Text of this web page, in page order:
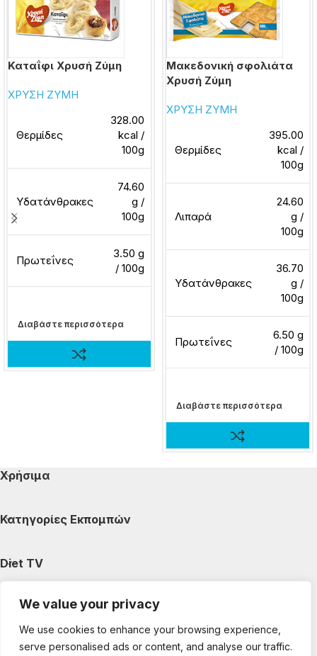
We value your privacy
We use cookies to enhance your browsing experience,
serve personalised ads or content, and analyse our traffic.
Καταΐφι Χρυσή Ζύμη
ΧΡΥΣΗ ΖΥΜΗ
Θερμίδες
328.00
kcal /
100g
Υδατάνθρακες
74.60
g /
100g
Πρωτεΐνες
3.50 g
/ 100g
Διαβάστε περισσότερα
Μακεδονική σφολιάτα
Χρυσή Ζύμη
ΧΡΥΣΗ ΖΥΜΗ
Θερμίδες
395.00
kcal /
100g
Λιπαρά
24.60
g /
100g
Υδατάνθρακες
36.70
g /
100g
Πρωτεΐνες
6.50 g
/ 100g
Διαβάστε περισσότερα
Χρήσιμα
Κατηγορίες Εκπομπών
Diet TV
Κατηγορίες Άρθρων
Ακολουθήστε μας